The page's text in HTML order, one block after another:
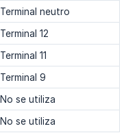
Terminal neutro
Terminal 12
Terminal 11
Terminal 9
No se utiliza
No se utiliza